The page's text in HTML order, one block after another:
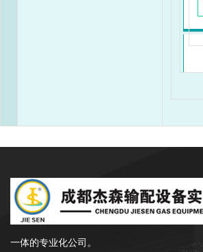
成都杰森成立于2002年9月，注册资本
3500万元，是一家专注于石油、天然气行业
输配产品的开发、设计、生产、销售和服务于
一体的专业化公司。